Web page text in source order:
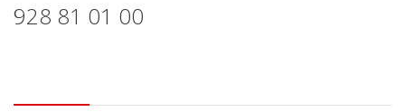
928 81 01 00